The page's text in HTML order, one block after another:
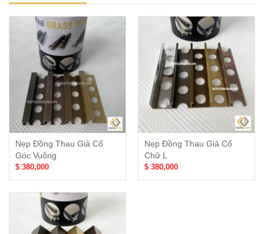
Nẹp Đồng Thau Giả Cổ
Góc Vuông
$ 380,000
Nẹp Đồng Thau Giả Cổ
Chữ L
$ 380,000